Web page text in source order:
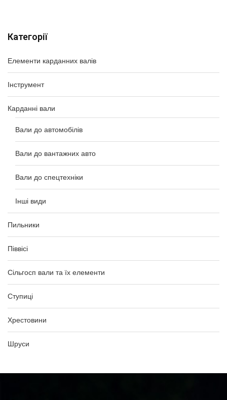
Категорії
Елементи карданних валів
Інструмент
Карданні вали
Вали до автомобілів
Вали до вантажних авто
Вали до спецтехніки
Інші види
Пильники
Піввісі
Сільгосп вали та їх елементи
Ступиці
Хрестовини
Шруси